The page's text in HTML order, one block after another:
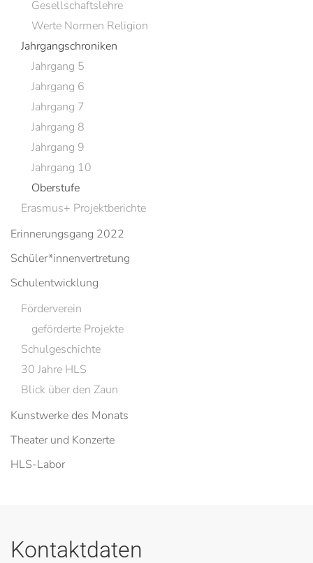
Gesellschaftslehre
Werte Normen Religion
Jahrgangschroniken
Jahrgang 5
Jahrgang 6
Jahrgang 7
Jahrgang 8
Jahrgang 9
Jahrgang 10
Oberstufe
Erasmus+ Projektberichte
Erinnerungsgang 2022
Schüler*innenvertretung
Schulentwicklung
Förderverein
geförderte Projekte
Schulgeschichte
30 Jahre HLS
Blick über den Zaun
Kunstwerke des Monats
Theater und Konzerte
HLS-Labor
Kontaktdaten